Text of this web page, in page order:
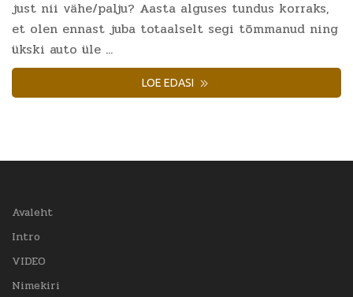
just nii vähe/palju? Aasta alguses tundus korraks,
et olen ennast juba totaalselt segi tõmmanud ning
ükski auto üle ...
LOE EDASI
Avaleht
Intro
VIDEO
Nimekiri